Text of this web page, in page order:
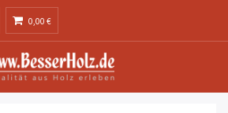
0,00 €